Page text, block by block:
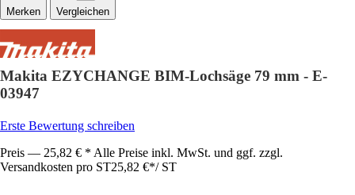
Vergleichen
Makita EZYCHANGE BIM-Lochsäge 79 mm - E-
03947
Erste Bewertung schreiben
Preis — 25,82 € * Alle Preise inkl. MwSt. und ggf. zzgl.
Versandkosten pro ST25,82 €*/ ST